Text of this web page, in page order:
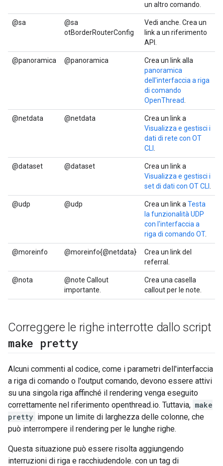
un altro comando.
@sa
@sa
otBorderRouterConfig
Vedi anche. Crea un
link a un riferimento
API.
@panoramica @panoramica
Crea un link alla
panoramica
dell'interfaccia a riga
di comando
OpenThread
@netdata @netdata
Crea un link a
Visualizza e gestisci i
dati di rete con OT
CLI
@dataset @dataset
Crea un link a
Visualizza e gestisci i
set di dati con OT CLI
@udp @udp Crea un link a Testa
la funzionalità UDP
con l'interfaccia a
riga di comando OT.
@moreinfo @moreinfo{@netdata}
Crea un link del
referral.
@nota
@note Callout
importante.
Crea una casella
callout per le note.
Correggere le righe interrotte dallo script
make pretty
Alcuni commenti al codice, come i parametri dell'interfaccia
a riga di comando o l'output comando, devono essere attivi
su una singola riga affinché il rendering venga eseguito
correttamente nel riferimento openthread.io. Tuttavia, make
pretty impone un limite di larghezza delle colonne, che
può interrompere il rendering per le lunghe righe.
Questa situazione può essere risolta aggiungendo
interruzioni di riga e racchiudendole. con un tag di